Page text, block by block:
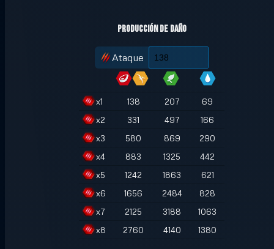
Producción de daño
Ataque
x1 138 207
69
x2 331 497
166
x3 580 869
290
x4 883 1325
442
x5 1242 1863
621
x6 1656 2484
828
x7 2125 3188
1063
x8 2760 4140 1380